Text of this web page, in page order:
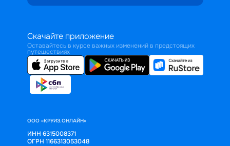
Скачайте приложение
Оставайтесь в курсе важных изменений в предстоящих
путешествиях
ООО «КРУИЗ.ОНЛАЙН»
ИНН 6315008371
ОГРН 1166313053048